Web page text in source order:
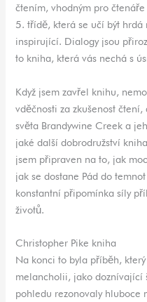
čtením, vhodným pro
5. třídě, která se učí být
inspirující. Dialogy jsou
to kniha, která vás nechá s
Když jsem zavřel knihu,
vděčnosti za zkušenost
světa Brandywine Creek a
jaké další dobrodružství
jsem připraven na to, jak
jak se dostane Pád do
konstantní připomínka síly
životů.
Christopher Pike kniha
Na konci to byla příběh,
melancholii, jako doznívající
pohledu rezonovaly hluboce